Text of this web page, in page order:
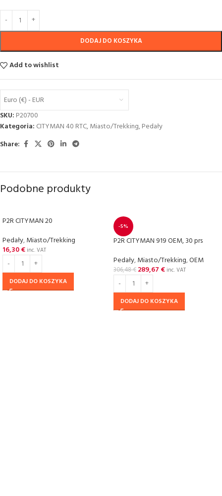
DODAJ DO KOSZYKA
Add to wishlist
Euro (€) - EUR
SKU: P20700
Kategoria: CITYMAN 40 RTC,Miasto/Trekking,Pedały
Share:
Podobne produkty
P2R CITYMAN 20
Pedały,Miasto/Trekking
16,30€ inc. VAT
DODAJ DO KOSZYKA
-5%
P2R CITYMAN 919 OEM, 30 prs
Pedały,Miasto/Trekking,OEM
306,48€ 289,67 € inc. VAT
DODAJ DO KOSZYKA